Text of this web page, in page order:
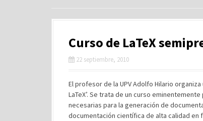
Curso de LaTeX
22 septiembre, 2010
El profesor de la UPV Adolfo Hilario
LaTeX’. Se trata de un curso
necesarias para la generación de
documentación científica de alta calidad en